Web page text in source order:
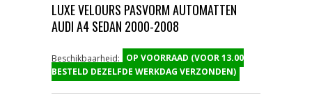
LUXE VELOURS PASVORM AUTOMATTEN
AUDI A4 SEDAN 2000-2008
Beschikbaarheid:
OP VOORRAAD (VOOR 13.00
BESTELD DEZELFDE WERKDAG VERZONDEN)